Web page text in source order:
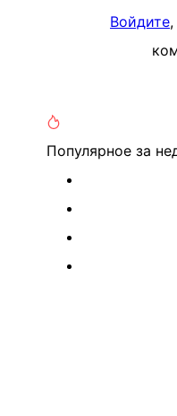
Войдите
Популярное за